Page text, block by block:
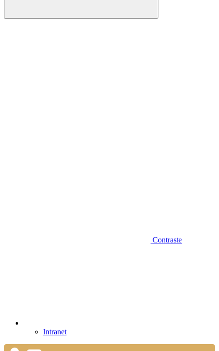
Buscar
Contraste
Intranet